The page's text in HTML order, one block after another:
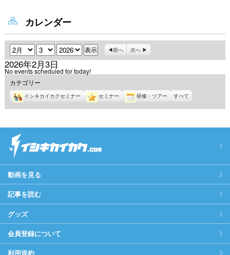
カレンダー
月 日 年 前へ 次へ
2026年2月3日
No events scheduled for today!
カテゴリー
イシキカイカクセミナー セミナー 研修・ツアー すべて
動画を見る
記事を読む
グッズ
会員登録について